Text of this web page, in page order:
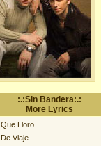
:.:Sin Bandera:.:
More Lyrics
Que Lloro
De Viaje